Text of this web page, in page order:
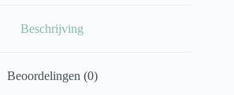
Beschrijving
Beoordelingen (0)